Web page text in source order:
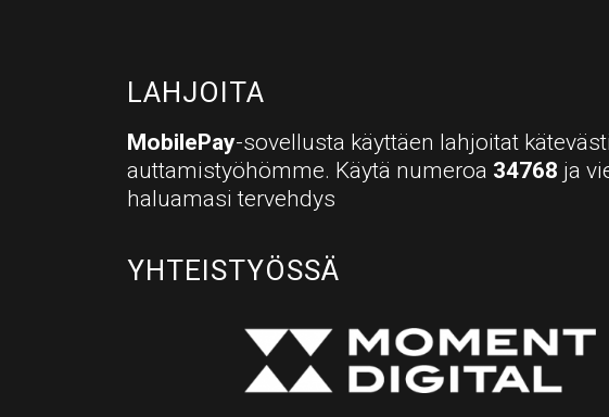
LAHJOITA
MobilePay-sovellusta käyttäen lahjoitat kätevästi
auttamistyöhömme. Käytä numeroa 34768 ja
haluamasi tervehdys
YHTEISTYÖSSÄ